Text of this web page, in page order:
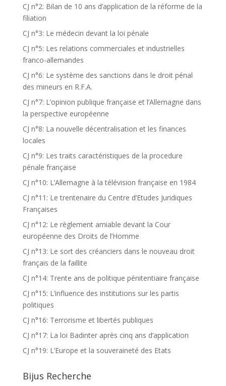
CJ n°2: Bilan de 10 ans d’application de la réforme de la
filiation
CJ n°3: Le médecin devant la loi pénale
CJ n°5: Les relations commerciales et industrielles
franco-allemandes
CJ n°6: Le système des sanctions dans le droit pénal
des mineurs en R.F.A.
CJ n°7: L’opinion publique française et l’Allemagne dans
la perspective européenne
CJ n°8: La nouvelle décentralisation et les finances
locales
CJ n°9: Les traits caractéristiques de la procedure
pénale française
CJ n°10: L’Allemagne à la télévision française en 1984
CJ n°11: Le trentenaire du Centre d’Etudes Juridiques
Françaises
CJ n°12: Le règlement amiable devant la Cour
européenne des Droits de l’Homme
CJ n°13: Le sort des créanciers dans le nouveau droit
français de la faillite
CJ n°14: Trente ans de politique pénitentiaire française
CJ n°15: L’influence des institutions sur les partis
politiques
CJ n°16: Terrorisme et libertés publiques
CJ n°17: La loi Badinter après cinq ans d’application
CJ n°19: L’Europe et la souveraineté des Etats
Bijus Recherche